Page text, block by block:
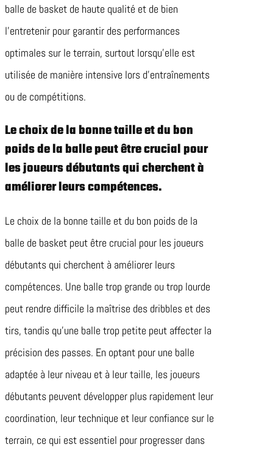
balle de basket de haute qualité et de bien
l’entretenir pour garantir des performances
optimales sur le terrain, surtout lorsqu’elle est
utilisée de manière intensive lors d’entraînements
ou de compétitions.
Le choix de la bonne taille et du bon
poids de la balle peut être crucial pour
les joueurs débutants qui cherchent à
améliorer leurs compétences.
Le choix de la bonne taille et du bon poids de la
balle de basket peut être crucial pour les joueurs
débutants qui cherchent à améliorer leurs
compétences. Une balle trop grande ou trop lourde
peut rendre difficile la maîtrise des dribbles et des
tirs, tandis qu’une balle trop petite peut affecter la
précision des passes. En optant pour une balle
adaptée à leur niveau et à leur taille, les joueurs
débutants peuvent développer plus rapidement leur
coordination, leur technique et leur confiance sur le
terrain, ce qui est essentiel pour progresser dans